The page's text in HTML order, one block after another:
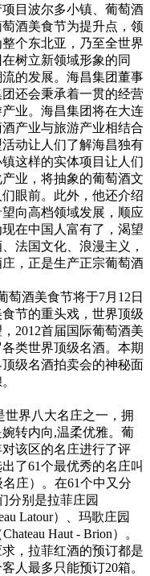
目波尔多小镇、葡萄酒
酒美食节为提升点，领
个东北亚，乃至全世界
树立新领域形象的同
的发展。海昌集团董事
还会秉承着一贯的经营
业。海昌集团将在大连
产业与旅游产业相结合
动让人们了解海昌独有
这样的实体项目让人们
业，将抽象的葡萄酒文
眼前。此外，他还介绍
向高档领域发展，顺应
在中国人富有了，渴望
法国文化、浪漫主义，
，正是生产正宗葡萄酒
萄酒美食节将于7月12日
节的重头戏，世界顶级
2012首届国际葡萄酒美
类世界顶级名酒。本期
级名酒拍卖会的神秘面
世界八大名庄之一，拥
转内向,温柔优雅。葡
该区的名庄进行了评
了61个最优秀的名庄叫
名庄）。在61个中又分
分别是拉菲庄园
Latour）、玛歌庄园
Haut - Brion）。
，拉菲红酒的预订都是
人最多只能预订20箱。